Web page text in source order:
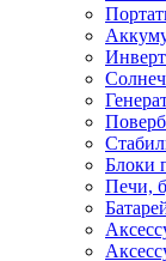
Блоки
Печи,